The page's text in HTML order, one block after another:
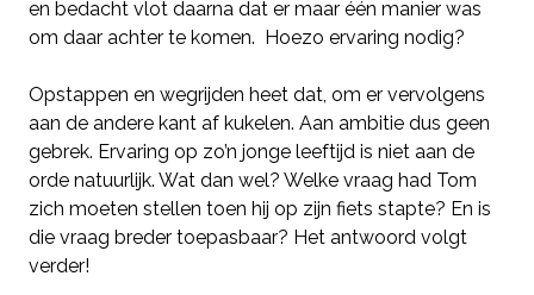
en bedacht vlot daarna dat er maar één manier was
om daar achter te komen. Hoezo ervaring nodig?
Opstappen en wegrijden heet dat, om er vervolgens
aan de andere kant af kukelen. Aan ambitie dus geen
gebrek. Ervaring op zo’n jonge leeftijd is niet aan de
orde natuurlijk. Wat dan wel? Welke vraag had Tom
zich moeten stellen toen hij op zijn fiets stapte? En is
die vraag breder toepasbaar? Het antwoord volgt
verder!